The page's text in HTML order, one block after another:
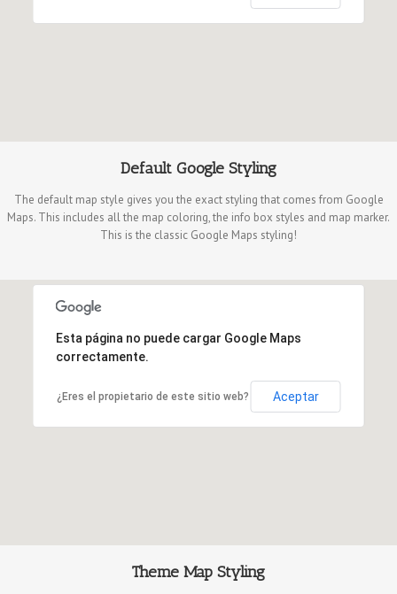
Default Google Styling
The default map style gives you the exact styling that comes from Google
Maps. This includes all the map coloring, the info box styles and map marker.
This is the classic Google Maps styling!
Esta página no puede cargar Google Maps
correctamente.
¿Eres el propietario de este sitio web? Aceptar
Theme Map Styling